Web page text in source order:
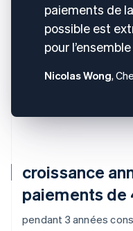
croissance
paiements de
pendant 3 années
paiements de
possible est
pour
Nicolas Wong,